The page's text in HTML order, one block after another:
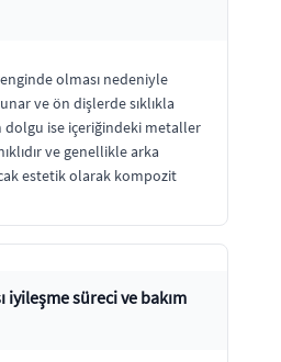
olması nedeniyle
ve ön dişlerde sıklıkla
dolgu ise içeriğindeki metaller
ve genellikle arka
estetik olarak kompozit
iyileşme süreci ve bakım